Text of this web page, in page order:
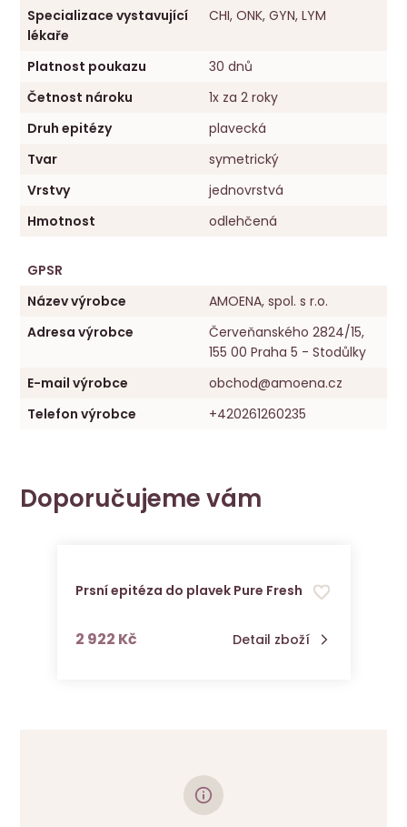
Specializace vystavující
lékaře
CHI, ONK, GYN, LYM
Platnost poukazu
30 dnů
Četnost nároku
1x za 2 roky
Druh epitézy
plavecká
Tvar
symetrický
Vrstvy
jednovrstvá
Hmotnost
odlehčená
GPSR
Název výrobce
AMOENA, spol. s r.o.
Adresa výrobce
Červeňanského 2824/15,
155 00 Praha 5 - Stodůlky
E-mail výrobce
obchod@amoena.cz
Telefon výrobce
+420261260235
Doporučujeme vám
Prsní epitéza do plavek Pure Fresh
2 922 Kčs DPH Detail zboží